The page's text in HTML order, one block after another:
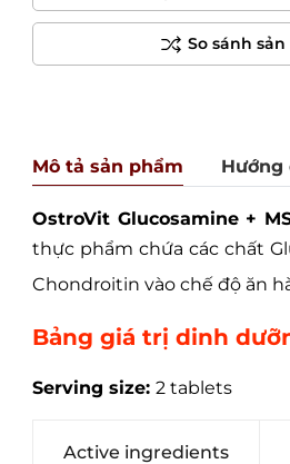
Mô tả sản phẩm Hướng
OstroVit Glucosamine +
thực phẩm chứa các chất
Chondroitin vào chế độ ăn
Bảng giá trị dinh
Serving size: 2 tablets
Active ingredients